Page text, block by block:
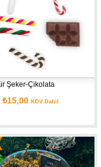
Şeker-Çikolata
₺15,00 KDV Dahil